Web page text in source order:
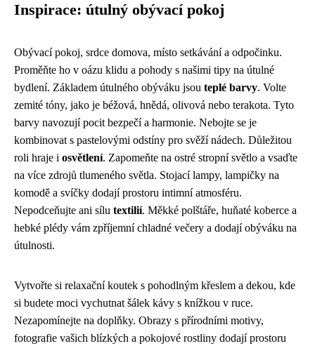
Inspirace: útulný obývací pokoj
Obývací pokoj, srdce domova, místo setkávání a odpočinku.
Proměňte ho v oázu klidu a pohody s našimi tipy na útulné
bydlení. Základem útulného obýváku jsou teplé barvy. Volte
zemité tóny, jako je béžová, hnědá, olivová nebo terakota. Tyto
barvy navozují pocit bezpečí a harmonie. Nebojte se je
kombinovat s pastelovými odstíny pro svěží nádech. Důležitou
roli hraje i osvětlení. Zapomeňte na ostré stropní světlo a vsaďte
na více zdrojů tlumeného světla. Stojací lampy, lampičky na
komodě a svíčky dodají prostoru intimní atmosféru.
Nepodceňujte ani sílu textilií. Měkké polštáře, huňaté koberce a
hebké plédy vám zpříjemní chladné večery a dodají obýváku na
útulnosti.
Vytvořte si relaxační koutek s pohodlným křeslem a dekou, kde
si budete moci vychutnat šálek kávy s knížkou v ruce.
Nezapomínejte na doplňky. Obrazy s přírodními motivy,
fotografie vašich blízkých a pokojové rostliny dodají prostoru